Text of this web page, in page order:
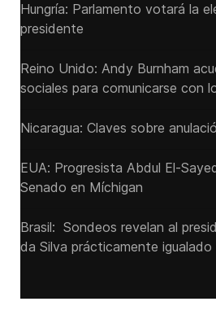
Hungría: Parlamento votará la
presidente
Reino Unido: Andy ‌Burnham
sociales para comunicarse con
Nicaragua: Claves sobre
EUA: Progresista Abdul El-
Senado ‌en Míchigan
Brasil: Sondeos revelan al
da Silva prácticamente